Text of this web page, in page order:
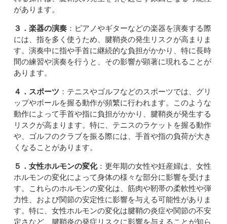
があります。
３．楽器の演奏 ：ピアノやギターなどの楽器を演奏する際
には、指を多く使うため、腱鞘炎の発生リスクが高まりま
す。演奏中に指や手首に継続的な負担がかかり、特に長時
間の練習や演奏を行うと、その影響が顕著に現れることが
あります。
４．スポーツ ：テニスやゴルフなどのスポーツでは、グリ
ップやボールを握る動作が頻繁に行われます。このような
動作によって手首や指に負担がかかり、腱鞘炎が発生する
リスクが高まります。特に、テニスのラケットを握る動作
や、ゴルフのクラブを振る際には、手首や指の負荷が大き
くなることがあります。
５．女性ホルモンの変化：更年期の女性や妊産婦は、女性
ホルモンの変化によって身体の様々な部分に影響を受けま
す。これらのホルモンの変化は、筋肉や靭帯の柔軟性や弾
力性、および関節の安定性に影響を与える可能性がありま
す。特に、女性ホルモンの変化は腱鞘の炎症や関節の不安
定さなど、腱鞘炎の発症リスクに影響を与えることが知ら